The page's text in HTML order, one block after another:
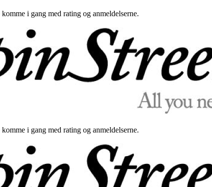
i gang med rating og anmeldelserne.
i gang med rating og anmeldelserne.